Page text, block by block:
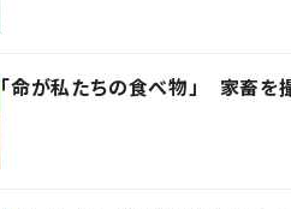
「命が私たちの食べ物」 家畜を